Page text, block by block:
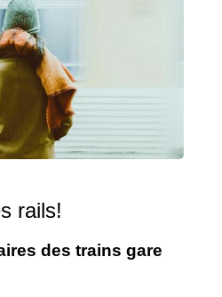
rails!
des trains gare